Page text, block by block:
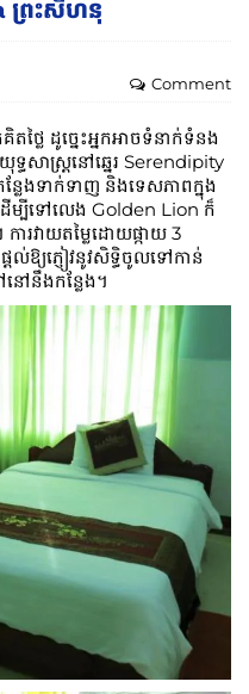
ព្រះសីហនុ
Comment
ថ្លៃ ដូច្នេះអ្នកអាចទំនាក់ទំនង
ធសាស្ត្រនៅឆ្នេរ Serendipity
ែងទាក់ទាញ និងទេសភាពក្នុង
ម្បីទៅលេង Golden Lion ក៏
ារវាយតម្លៃដោយផ្កាយ 3
ឱ្យភ្ញៀវនូវសិទ្ធិចូលទៅកាន់
ៅនឹងកន្លែង។